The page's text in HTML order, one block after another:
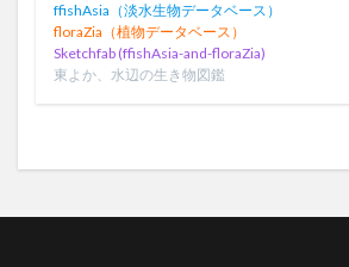
ffishAsia（淡水生物データベース）
floraZia（植物データベース）
Sketchfab (ffishAsia-and-floraZia)
東よか、水辺の生き物図鑑